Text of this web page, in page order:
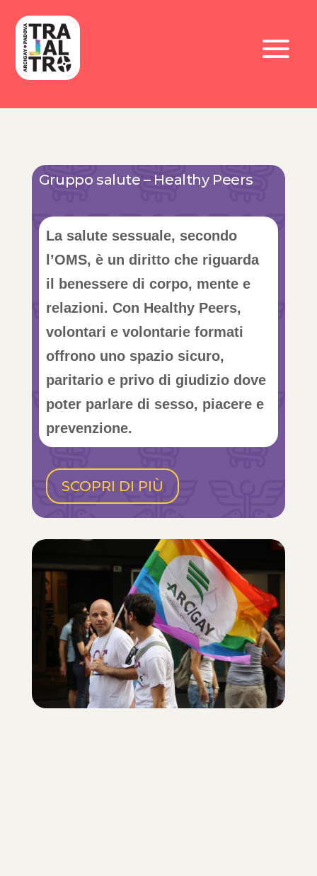
Gruppo salute – Healthy Peers
La salute sessuale, secondo
l’OMS, è un diritto che riguarda
il benessere di corpo, mente e
relazioni. Con Healthy Peers,
volontari e volontarie formati
offrono uno spazio sicuro,
paritario e privo di giudizio dove
poter parlare di sesso, piacere e
prevenzione.
SCOPRI DI PIÙ